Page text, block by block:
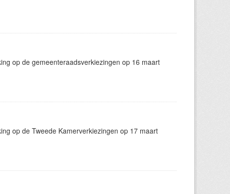
op de gemeenteraadsverkiezingen op 16 maart
op de Tweede Kamerverkiezingen op 17 maart